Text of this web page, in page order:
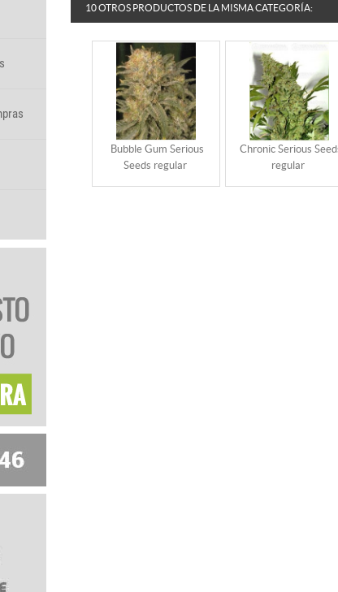
10 OTROS PRODUCTOS DE LA MISMA CATEGORÍA:
Bubble Gum Serious
Seeds regular
Chronic Serious
regular